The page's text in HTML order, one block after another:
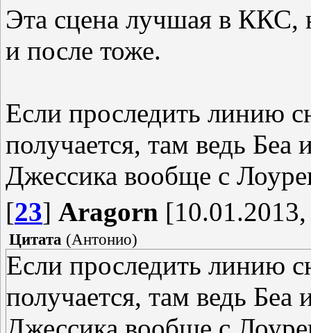
Эта сцена лучшая в ККС,
и после тоже.
Если проследить линию
получается, там ведь Беа
Джессика вообще с
[23] Aragorn
Цитата (Антонио)
Если проследить линию
получается, там ведь Беа